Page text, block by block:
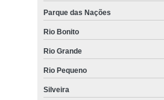
Parque das Nações
Rio Bonito
Rio Grande
Rio Pequeno
Silveira